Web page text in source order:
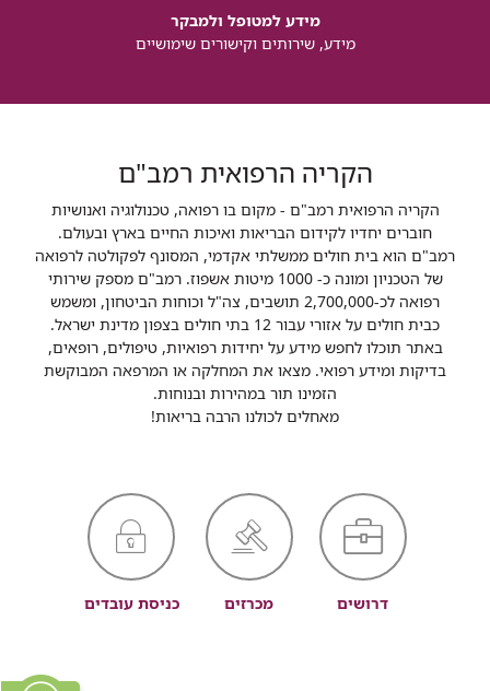
מידע למטופל ולמבקר
מידע, שירותים וקישורים שימושיים
הקריה הרפואית רמב"ם
הקריה הרפואית רמב"ם - מקום בו רפואה, טכנולוגיה ואנושיות
חוברים יחדיו לקידום הבריאות ואיכות החיים בארץ ובעולם.
רמב"ם הוא בית חולים ממשלתי אקדמי, המסונף לפקולטה לרפואה
של הטכניון ומונה כ- 1000 מיטות אשפוז. רמב"ם מספק שירותי
רפואה לכ-2,700,000 תושבים, צה"ל וכוחות הביטחון, ומשמש
כבית חולים על אזורי עבור 12 בתי חולים בצפון מדינת ישראל.
באתר תוכלו לחפש מידע על יחידות רפואיות, טיפולים, רופאים,
בדיקות ומידע רפואי. מצאו את המחלקה או המרפאה המבוקשת
הזמינו תור במהירות ובנוחות.
מאחלים לכולנו הרבה בריאות!
דרושים מכרזים כניסת עובדים